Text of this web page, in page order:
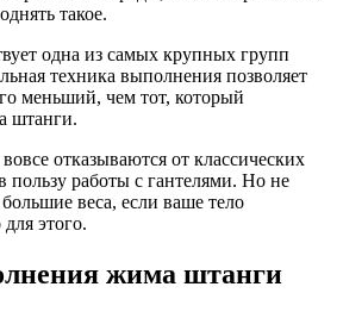
такое.
одна из самых крупных групп
техника выполнения позволяет
меньший, чем тот, который
штанги.
отказываются от классических
пользу работы с гантелями. Но не
большие веса, если ваше тело
этого.
жима штанги